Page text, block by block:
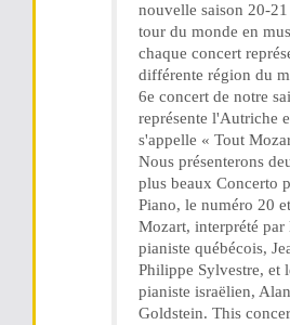
nouvelle saison 20-21
tour du monde en
chaque concert
différente région du
6e concert de notre
représente l'Autriche
s'appelle « Tout
Nous présenterons
plus beaux Concerto
Piano, le numéro 20
Mozart, interprété par
pianiste québécois,
Philippe Sylvestre, et
pianiste israëlien, Alan
Goldstein. This